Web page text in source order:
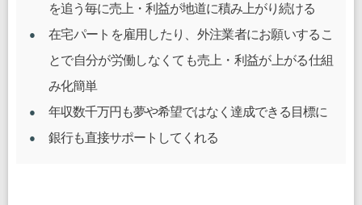
を追う毎に売上・利益が地道に積み上がり続ける
在宅パートを雇用したり、外注業者にお願いするこ
とで自分が労働しなくても売上・利益が上がる仕組
み化簡単
年収数千万円も夢や希望ではなく達成できる目標に
銀行も直接サポートしてくれる